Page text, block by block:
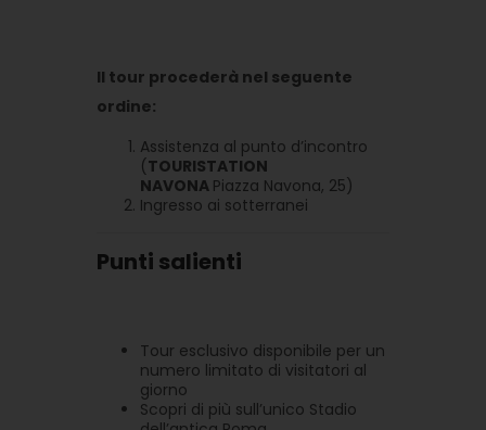
Il tour procederà nel seguente
ordine:
Assistenza al punto d’incontro
(TOURISTATION
NAVONA Piazza Navona, 25)
Ingresso ai sotterranei
Punti salienti
Tour esclusivo disponibile per un
numero limitato di visitatori al
giorno
Scopri di più sull’unico Stadio